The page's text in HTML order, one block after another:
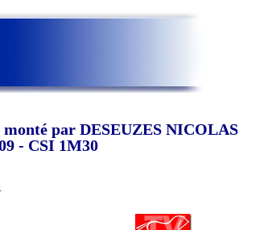
par DESEUZES NICOLAS
- CSI 1M30